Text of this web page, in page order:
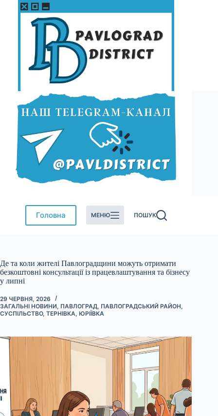
Перейти
Головна МЕНЮ ПОШУК
Де та коли жителі Павлоградщини можуть отримати
безкоштовні консультації із працевлаштування та бізнесу
у липні
29 ЧЕРВНЯ, 2026
ЗАГАЛЬНІ НОВИНИ, ПАВЛОГРАД, ПАВЛОГРАДСЬКИЙ РАЙОН,
СУСПІЛЬСТВО, ТЕРНІВКА, ЮРІЇВКА